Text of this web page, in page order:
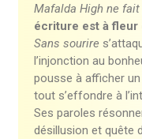
Mafalda High ne
écriture est à fleur
Sans sourire
l’injonction au
pousse à afficher
tout s’effondre à
Ses paroles
désillusion et quête